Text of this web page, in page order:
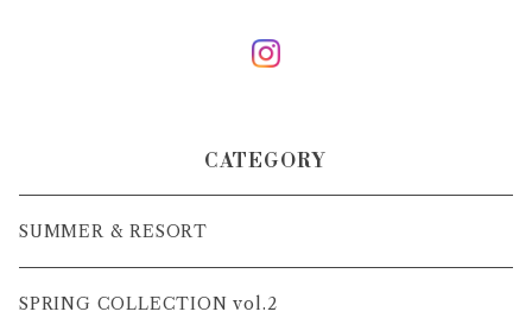
CATEGORY
SUMMER & RESORT
SPRING COLLECTION vol.2